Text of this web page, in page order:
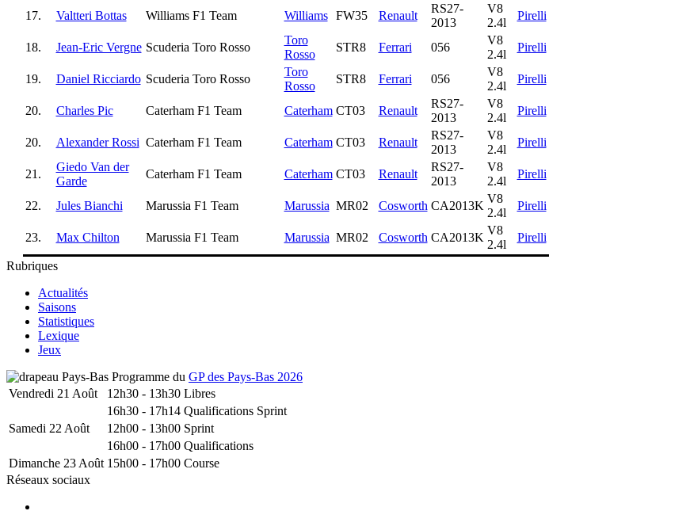
17. Valtteri Bottas Williams F1 Team Williams FW35 Renault
RS27-
2013
V8
2.4l
Pirelli
18. Jean-Eric Vergne Scuderia Toro Rosso
Toro
Rosso
STR8 Ferrari 056
V8
2.4l
Pirelli
19. Daniel Ricciardo Scuderia Toro Rosso
Toro
Rosso
STR8 Ferrari 056
V8
2.4l
Pirelli
20. Charles Pic Caterham F1 Team Caterham CT03 Renault
RS27-
2013
V8
2.4l
Pirelli
20. Alexander Rossi Caterham F1 Team Caterham CT03 Renault
RS27-
2013
V8
2.4l
Pirelli
21.
Giedo Van der
Garde
Caterham F1 Team Caterham CT03 Renault
RS27-
2013
V8
2.4l
Pirelli
22. Jules Bianchi Marussia F1 Team Marussia MR02 Cosworth CA2013K
V8
2.4l
Pirelli
23. Max Chilton Marussia F1 Team Marussia MR02 Cosworth CA2013K
V8
2.4l
Pirelli
Rubriques
Actualités
Saisons
Statistiques
Lexique
Jeux
Programme du GP des Pays-Bas 2026
Vendredi 21 Août
12h30 - 13h30 Libres
16h30 - 17h14 Qualifications Sprint
Samedi 22 Août
12h00 - 13h00 Sprint
16h00 - 17h00 Qualifications
Dimanche 23 Août 15h00 - 17h00 Course
Réseaux sociaux